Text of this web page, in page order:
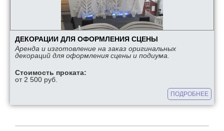
ДЕКОРАЦИИ ДЛЯ ОФОРМЛЕНИЯ СЦЕНЫ
Аренда и изготовление на заказ оригинальных
декораций для оформления сцены и подиума.
Стоимость проката:
от 2 500 руб.
ПОДРОБНЕЕ